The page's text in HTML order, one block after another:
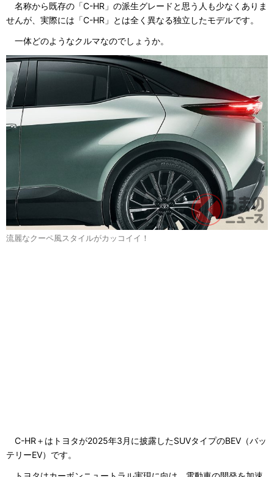
名称から既存の「C-HR」の派生グレードと思う人も少なくありま
せんが、実際には「C-HR」とは全く異なる独立したモデルです。
一体どのようなクルマなのでしょうか。
流麗なクーペ風スタイルがカッコイイ！
C-HR＋はトヨタが2025年3月に披露したSUVタイプのBEV（バッ
テリーEV）です。